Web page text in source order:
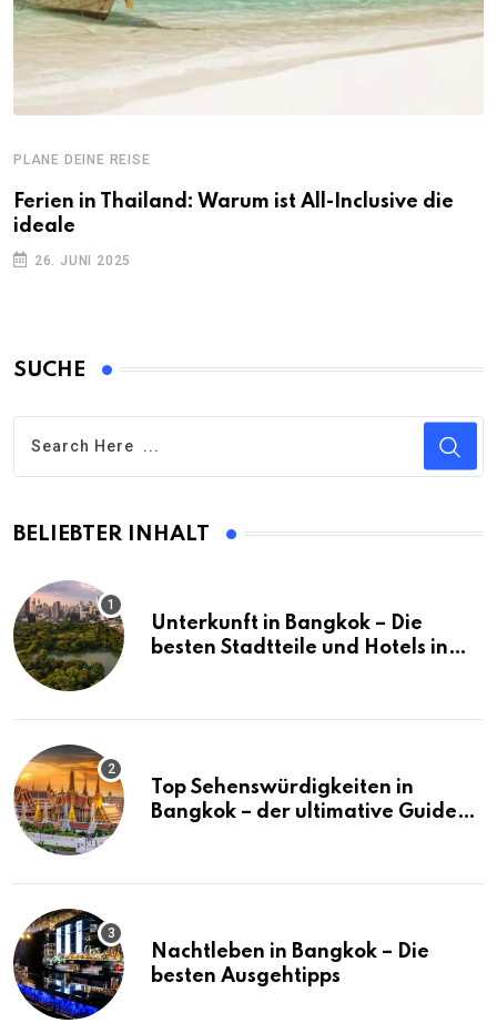
PLANE DEINE REISE
Ferien in Thailand: Warum ist All-Inclusive die
ideale
26. JUNI 2025
SUCHE
BELIEBTER INHALT
Unterkunft in Bangkok – Die
besten Stadtteile und Hotels in
Top Sehenswürdigkeiten in
Bangkok – der ultimative Guide
Nachtleben in Bangkok – Die
besten Ausgehtipps